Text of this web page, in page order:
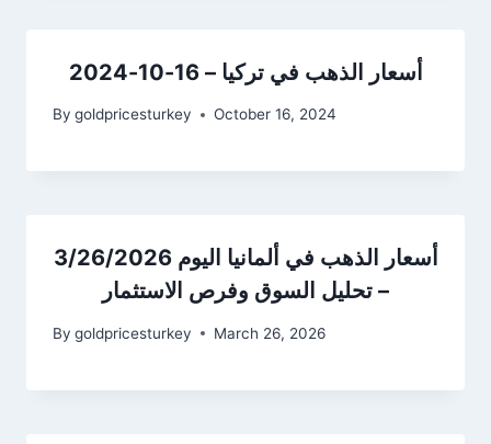
أسعار الذهب في تركيا – 16-10-2024
By goldpricesturkey October 16, 2024
أسعار الذهب في ألمانيا اليوم 3/26/2026
– تحليل السوق وفرص الاستثمار
By goldpricesturkey March 26, 2026